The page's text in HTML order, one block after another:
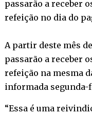
passarão a receber
refeição no dia do
A partir deste mês
passarão a receber
refeição na mesma
informada segunda-
“Essa é uma